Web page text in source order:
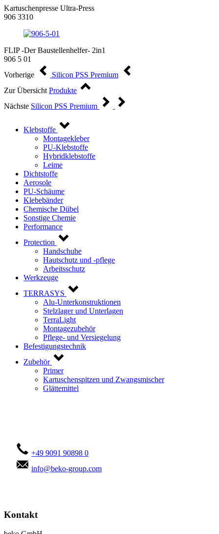
Kartuschenpresse Ultra-Press
906 3310
FLIP -Der Baustellenhelfer- 2in1
906 5 01
Vorherige
Silicon PSS Premium
Zur Übersicht Produkte
Nächste Silicon PSS Premium
Klebstoffe
Montagekleber
PU-Klebstoffe
Hybridklebstoffe
Leime
Dichtstoffe
Aerosole
PU-Schäume
Klebebänder
Chemische Dübel
Sonstige Chemie
Performance
Protection
Handschuhe
Hautschutz und -pflege
Arbeitsschutz
Werkzeuge
TERRASYS
Alu-Unterkonstruktionen
Stelzlager und Unterlagen
TerraLight
Montagezubehör
Pflege- und Versiegelung
Befestigungstechnik
Zubehör
Primer
Kartuschenspitzen und Zwangsmischer
Glättemittel
+49 9091 90898 0
info@beko-group.com
Kontakt